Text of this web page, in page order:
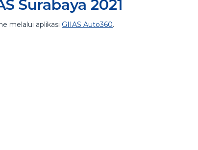
Surabaya 2021
melalui aplikasi GIIAS Auto360.